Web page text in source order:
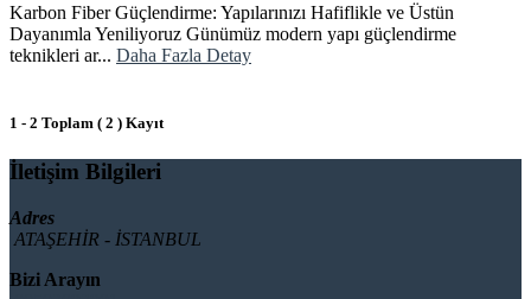
Karbon Fiber Güçlendirme: Yapılarınızı Hafiflikle ve Üstün
Dayanımla Yeniliyoruz Günümüz modern yapı güçlendirme
teknikleri ar... Daha Fazla Detay
1 - 2 Toplam ( 2 ) Kayıt
İletişim Bilgileri
Adres
ATAŞEHİR - İSTANBUL
Bizi Arayın